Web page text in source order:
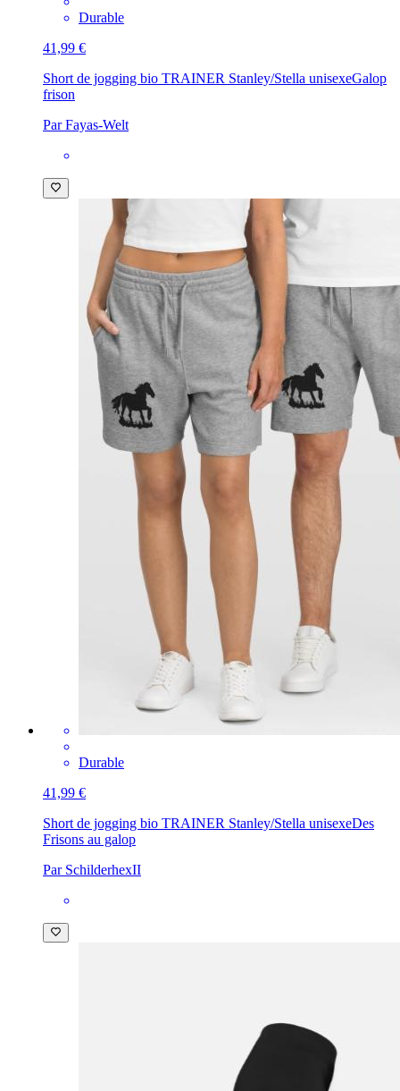
Durable
41,99 €
Short de jogging bio TRAINER Stanley/Stella unisexeGalop
frison
Par Fayas-Welt
Durable
41,99 €
Short de jogging bio TRAINER Stanley/Stella unisexeDes
Frisons au galop
Par SchilderhexII